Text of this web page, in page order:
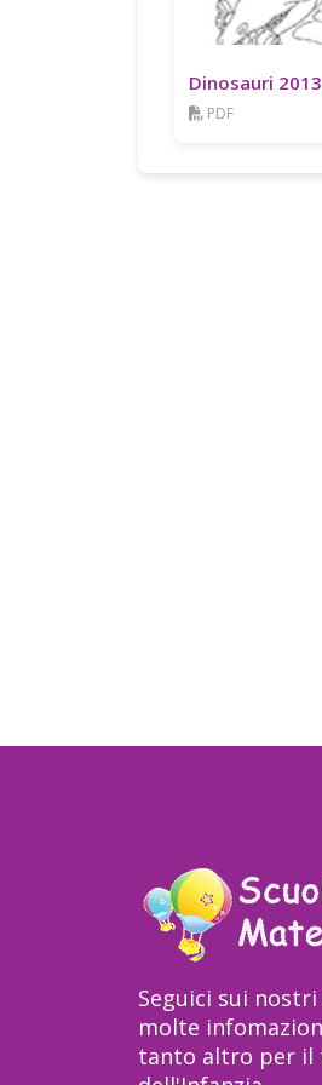
Dinosauri
PDF
Seguici sui
molte
tanto altro per il